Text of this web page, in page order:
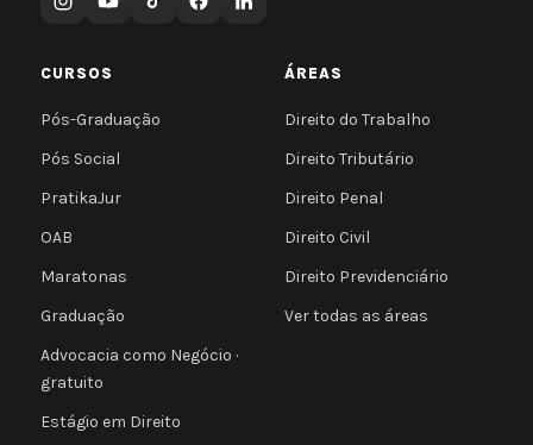
CURSOS
Pós-Graduação
Pós Social
PratikaJur
OAB
Maratonas
Graduação
Advocacia como Negócio ·
gratuito
Estágio em Direito
ÁREAS
Direito do Trabalho
Direito Tributário
Direito Penal
Direito Civil
Direito Previdenciário
Ver todas as áreas